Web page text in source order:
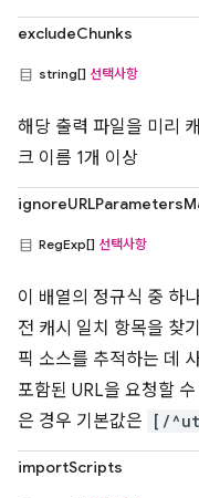
excludeChunks
string[] 선택사항
해당 출력 파일을 미리
크 이름 1개 이상
RegExp[] 선택사항
이 배열의 정규식 중 하
전 캐시 일치 항목을 찾
픽 소스를 추적하는 데
포함된 URL을 요청할
은 경우 기본값은
[/
importScripts